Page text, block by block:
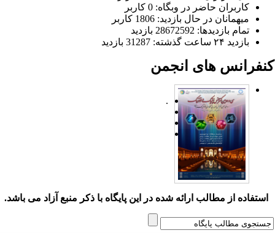
کاربران حاضر در وبگاه: 0 کاربر
میهمانان در حال بازدید: 1806 کاربر
تمام بازدید‌ها: 28672592 بازدید
بازدید ۲۴ ساعت گذشته: 31287 بازدید
های انجمن
.
استفاده از مطالب ارائه شده در این پایگاه با ذکر منبع آزاد می باشد.